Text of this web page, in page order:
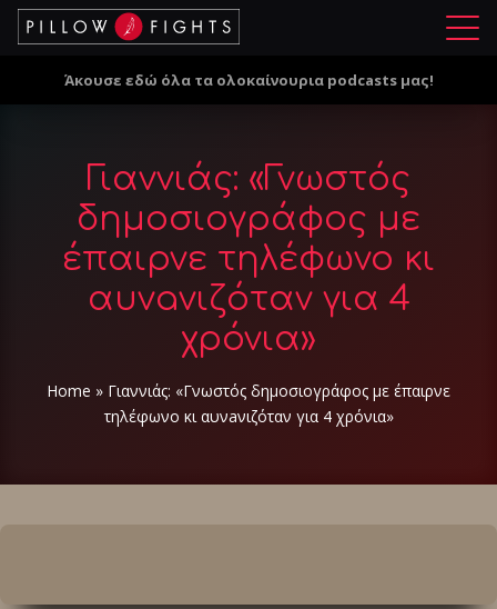
Μ
ο
Άκουσε εδώ όλα τα ολοκαίνουρια podcasts μας!
Γιαννιάς: «Γνωστός
δημοσιογράφος με
έπαιρνε τηλέφωνο κι
αυνaνιζόταν για 4
χρόνια»
Home » Γιαννιάς: «Γνωστός δημοσιογράφος με έπαιρνε
τηλέφωνο κι αυνaνιζόταν για 4 χρόνια»